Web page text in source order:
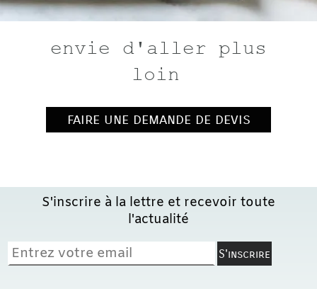
envie d'aller plus
loin
faire une demande de devis
S'inscrire à la lettre et recevoir toute
l'actualité